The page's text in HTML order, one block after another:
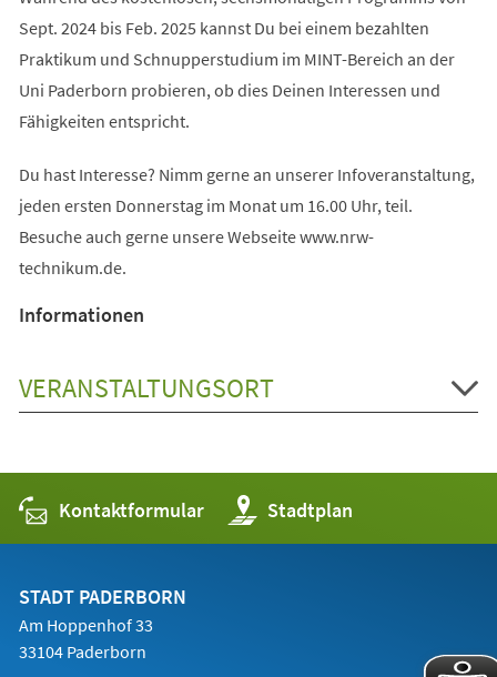
Sept. 2024 bis Feb. 2025 kannst Du bei einem bezahlten
Praktikum und Schnupperstudium im MINT-Bereich an der
Uni Paderborn probieren, ob dies Deinen Interessen und
Fähigkeiten entspricht.
Du hast Interesse? Nimm gerne an unserer Infoveranstaltung,
jeden ersten Donnerstag im Monat um 16.00 Uhr, teil.
Besuche auch gerne unsere Webseite www.nrw-
technikum.de.
Informationen
VERANSTALTUNGSORT
Kontaktformular Stadtplan
(Öffnet
in
einem
STADT PADERBORN
Am Hoppenhof 33
33104 Paderborn